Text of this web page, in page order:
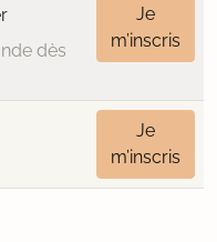
dès
Je
m’inscris
Je
m’inscris